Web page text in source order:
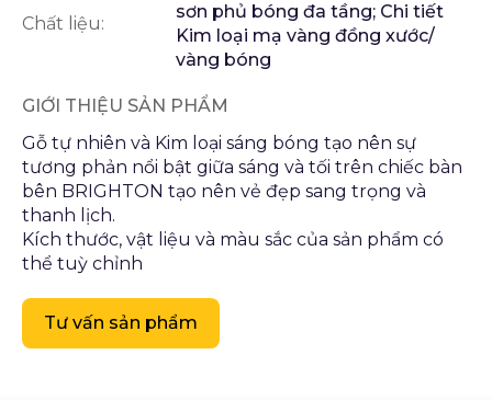
Chất liệu:
sơn phủ bóng đa tầng; Chi tiết
Kim loại mạ vàng đồng xước/
vàng bóng
GIỚI THIỆU SẢN PHẨM
Gỗ tự nhiên và Kim loại sáng bóng tạo nên sự
tương phản nổi bật giữa sáng và tối trên chiếc bàn
bên BRIGHTON tạo nên vẻ đẹp sang trọng và
thanh lịch.
Kích thước, vật liệu và màu sắc của sản phẩm có
thể tuỳ chỉnh
Tư vấn sản phẩm